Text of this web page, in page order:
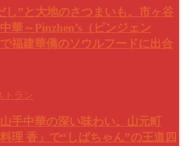
し”と大地のさつまいも。市ヶ谷
中華～Pinzhen’s（ピンジェン
福建華僑のソウルフードに出合
トラン
手中華の深い味わい。山元町
料理 香」で“しばちゃん”の王道四